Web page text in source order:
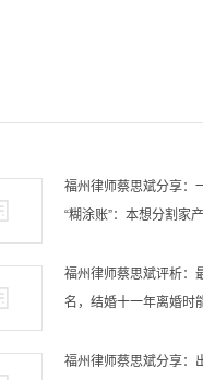
福州律师蔡思斌分享：
“糊涂账”：本想分割家
福州律师蔡思斌评析：
名，结婚十一年离婚时
福州律师蔡思斌分享：